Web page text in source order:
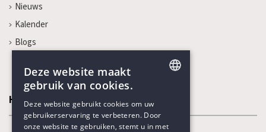
Nieuws
Kalender
Blogs
Humanisme
DUTCH
Deze website maakt
gebruik van cookies.
Deze website gebruikt cookies om uw
gebruikerservaring te verbeteren. Door
onze website te gebruiken, stemt u in met